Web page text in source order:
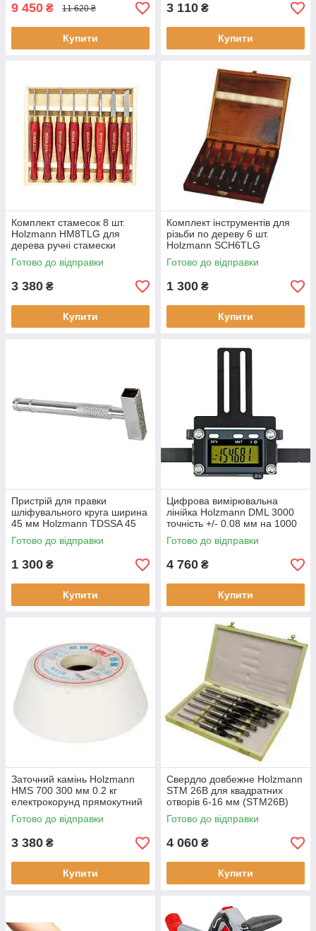
9 450 ₴ 11 620 ₴
Купити
3 110 ₴
Купити
Комплект стамесок 8 шт.
Holzmann HM8TLG для
дерева ручні стамески
ергономічна ручка висока
якість
Готово до відправки
3 380 ₴
Купити
Комплект інструментів для
різьби по дереву 6 шт.
Holzmann SCH6TLG
стамески та різці для
художньої різьби новий стан
Готово до відправки
1 300 ₴
Купити
Пристрій для правки
шліфувального круга ширина
45 мм Holzmann TDSSA 45
для корундового круга вага
0.4 кг
Готово до відправки
1 300 ₴
Купити
Цифрова вимірювальна
лінійка Holzmann DML 3000
точність +/- 0.08 мм на 1000
мм чорний стан новий
довжина 3000 мм
Готово до відправки
4 760 ₴
Купити
Заточний камінь Holzmann
HMS 700 300 мм 0.2 кг
електрокорунд прямокутний
брусок
Готово до відправки
3 380 ₴
Купити
Свердло довбежне Holzmann
STM 26B для квадратних
отворів 6-16 мм (STM26B)
діаметр 6-16 мм рівень -
професійний
Готово до відправки
4 060 ₴
Купити